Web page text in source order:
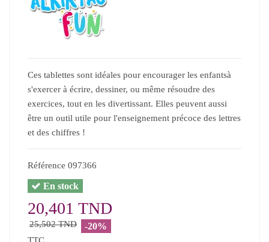
Ces tablettes sont idéales pour encourager les enfantsà
s'exercer à écrire, dessiner, ou même résoudre des
exercices, tout en les divertissant. Elles peuvent aussi
être un outil utile pour l'enseignement précoce des lettres
et des chiffres !
Référence 097366
En stock
20,401 TND
25,502 TND -20%